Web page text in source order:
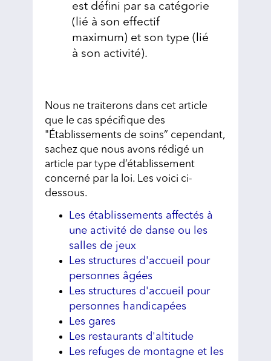
est défini par sa catégorie
(lié à son effectif
maximum) et son type (lié
à son activité).
Nous ne traiterons dans cet article
que le cas spécifique des
"Établissements de soins” cependant,
sachez que nous avons rédigé un
article par type d’établissement
concerné par la loi. Les voici ci-
dessous.
Les établissements affectés à
une activité de danse ou les
salles de jeux
Les structures d'accueil pour
personnes âgées
Les structures d'accueil pour
personnes handicapées
Les gares
Les restaurants d'altitude
Les refuges de montagne et les